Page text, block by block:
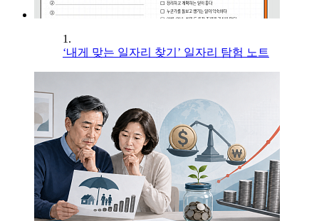
1.
‘내게 맞는 일자리 찾기’ 일자리 탐험 노트